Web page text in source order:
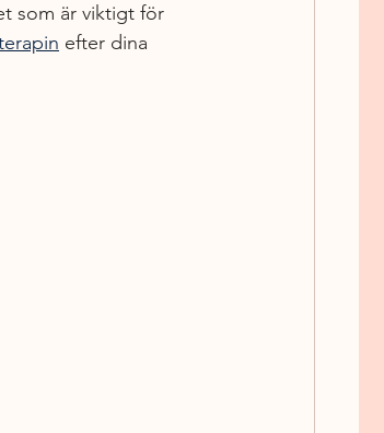
som är viktigt för
efter dina